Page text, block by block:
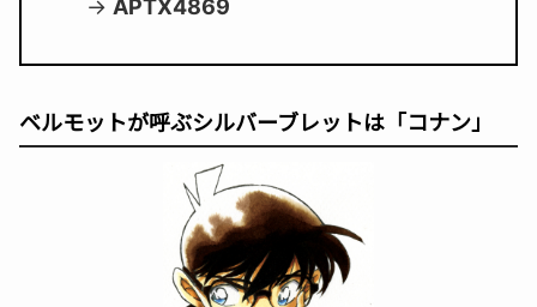
→ APTX4869
ベルモットが呼ぶシルバーブレットは「コナン」